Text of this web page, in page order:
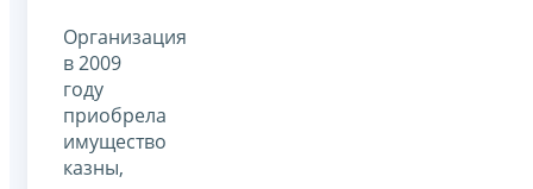
Организация
в 2009
году
приобрела
имущество
казны,